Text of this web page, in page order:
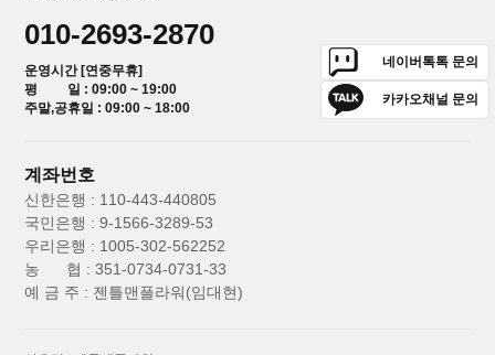
010-2693-2870
운영시간 [연중무휴]
평 일 : 09:00 ~ 19:00
주말,공휴일 : 09:00 ~ 18:00
네이버톡톡 문의
카카오채널 문의
계좌번호
신한은행 : 110-443-440805
국민은행 : 9-1566-3289-53
우리은행 : 1005-302-562252
농 협 : 351-0734-0731-33
예 금 주 : 젠틀맨플라워(임대현)